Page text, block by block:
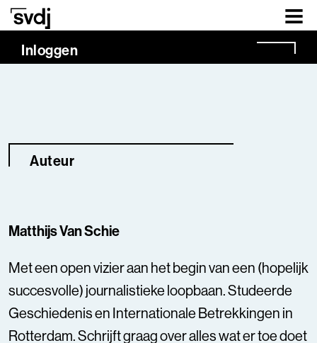
Naar hoofdinhoud
Inloggen
Auteur
Matthijs Van Schie
Met een open vizier aan het begin van een (hopelijk
succesvolle) journalistieke loopbaan. Studeerde
Geschiedenis en Internationale Betrekkingen in
Rotterdam. Schrijft graag over alles wat er toe doet